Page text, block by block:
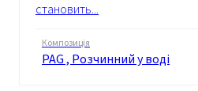
становить...
Композиція
PAG , Розчинний у воді